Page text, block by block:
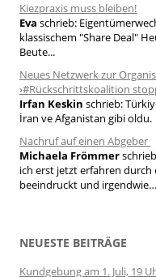
Kiezpraxis muss bleiben!
Eva schrieb:
klassischem "Share Deal"
Beute...
Neues Netzwerk zur
›#Rückschrittskoalition
Irfan Keskin schrieb:
İran ve Afganistan gibi oldu.
Nachruf auf einen Abgeber
Michaela Frömmer
ich erst jetzt erfahren
beeindruckt und irgendwie…
NEUESTE BEITRÄGE
Kundgebung am 1. Juli, 19